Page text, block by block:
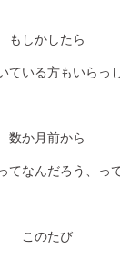
もしかしたら
ている方もいらっ
数か月前から
なんだろう、っ
このたび